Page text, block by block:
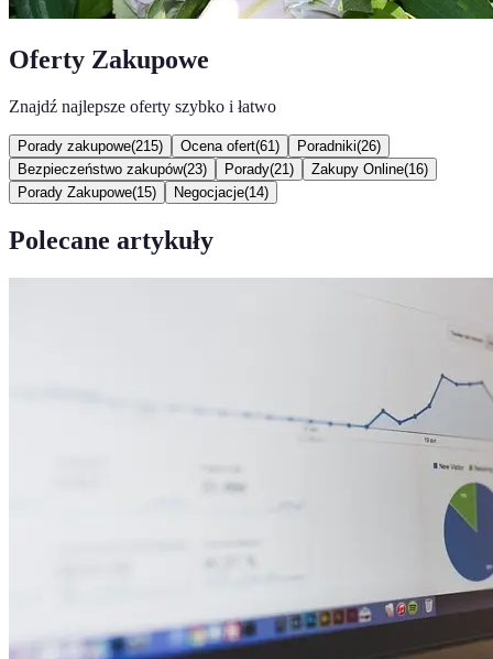
Oferty Zakupowe
Znajdź najlepsze oferty szybko i łatwo
Porady zakupowe(215) Ocena ofert(61 ) Poradniki(26)
Bezpieczeństwo zakupów(23) Porady(21 ) Zakupy Online(16)
Porady Zakupowe(15) Negocjacje(14)
Polecane artykuły